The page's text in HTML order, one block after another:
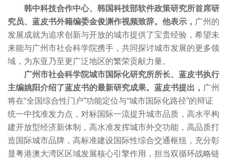
韩中科技合作中心、韩国科技部软件政策研究所首席研
究员、蓝皮书外籍编委金俊渊作视频致辞。他表示， 广州的
发展成就为追求创新与开放的城市提供了宝贵经验，希望未
来能与广州市社会科学院携手，共同探讨城市发展的更多领
域，为东亚乃至更广泛地区的繁荣贡献力量。
广州市社会科学院城市国际化研究所所长、蓝皮书执行
主编姚阳介绍了蓝皮书的最新研究成果。蓝皮书提出， 广州
将在“全国综合性门户”功能定位与“城市国际化路径”的辩证
统一中找准发力点，对标国际一流提升城市品质，高水平构
建开放型经济新体制，高水准发挥城市外交功能，高品质打
造国际城市品牌，高标准建设国际性综合交通枢纽，充分彰
显粤港澳大湾区区域发展核心引擎作用，担当双循环战略链